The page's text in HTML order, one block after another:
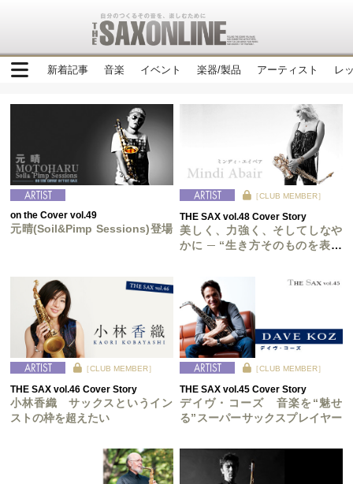
新着記事 音楽 イベント 楽器/製品 アーティスト レ
on the Cover vol.49
元晴(Soil&Pimp Sessions)登場
［CLUB MEMBER］
THE SAX vol.48 Cover Story
美しく、力強く、そしてしなや
かに ─ “生き方そのものを表現
［CLUB MEMBER］
THE SAX vol.46 Cover Story
小林香織 サックスというイン
ストの枠を超えたい
［CLUB MEMBER］
THE SAX vol.45 Cover Story
デイヴ・コーズ 音楽を“魅せ
る”スーパーサックスプレイヤー